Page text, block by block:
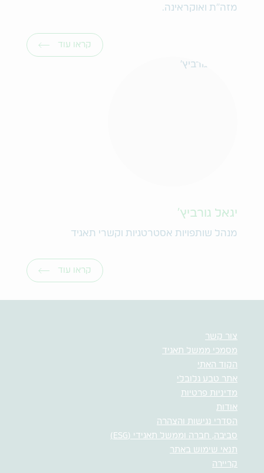
מזה"ת ואוקראינה.
קראו עוד
יגאל גורביץ'
מנהל שותפויות אסטרטגיות וקשרי תאגיד
קראו עוד
צור קשר
מסמכי ממשל תאגיד
הקוד האתי
אתר טבע גלובלי
מדיניות פרטיות
אודות
הסדרי נגישות והצהרה
סביבה, חברה וממשל תאגידי (ESG)
תנאי שימוש באתר
קריירה